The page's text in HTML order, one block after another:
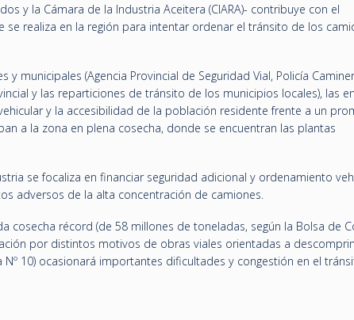
y la Cámara de la Industria Aceitera (CIARA)- contribuye con el
se realiza en la región para intentar ordenar el tránsito de los
y municipales (Agencia Provincial de Seguridad Vial, Policía
y las reparticiones de tránsito de los municipios locales), las
y la accesibilidad de la población residente frente a un
a la zona en plena cosecha, donde se encuentran las plantas
se focaliza en financiar seguridad adicional y ordenamiento
adversos de la alta concentración de camiones.
cosecha récord (de 58 millones de toneladas, según la Bolsa de
por distintos motivos de obras viales orientadas a
Nº 10) ocasionará importantes dificultades y congestión en el